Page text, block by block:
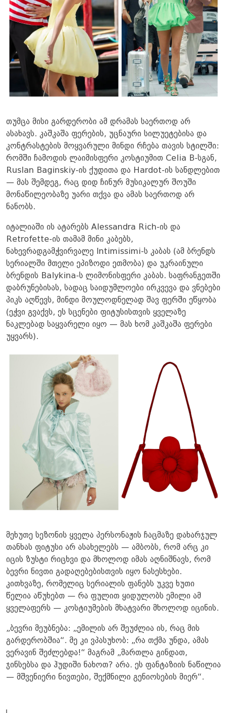
თუმცა მისი გარდერობი ამ დრამას საერთოდ არ
ასახავს. კაშკაშა ფერების, უცნაური სილუეტებისა და
კონტრასტების მოყვარული მინდი რჩება თავის სტილში:
რომში ჩამოდის ლაიმისფერი კოსტიუმით Celia B-სგან,
Ruslan Baginskiy-ის ქუდითა და Hardot-ის სანდლებით
— მას შემდეგ, რაც დიდ ჩინურ მუსიკალურ შოუში
მონაწილეობაზე უარი თქვა და ამას საერთოდ არ
ნანობს.
იტალიაში ის ატარებს Alessandra Rich-ის და
Retrofette-ის თამამ მინი კაბებს,
ნახევრადგამჭვირვალე Intimissimi-ს კაბას (ამ ბრენდს
სერიალში მთელი ეპიზოდი ეთმობა) და უკრაინული
ბრენდის Balykina-ს ლიმონისფერი კაბას. საფრანგეთში
დაბრუნებისას, სადაც საიდუმლოები ირკვევა და ვნებები
პიკს აღწევს, მინდი მოულოდნელად შავ ფერში ეწყობა
(ეჭვი გვაქვს, ეს სცენები ფიტუსისთვის ყველაზე
ნაკლებად საყვარელი იყო — მას ხომ კაშკაშა ფერები
უყვარს).
მეხუთე სეზონის ყველა პერსონაჟის ჩაცმაზე დახარჯულ
თანხას ფიტუსი არ ასახელებს — ამბობს, რომ არც კი
იცის ზუსტი რიცხვი და მხოლოდ იმას აღნიშნავს, რომ
ბევრი ნივთი გადაღებებისთვის იყო ნასესხები.
კითხვაზე, რომელიც სერიალის ფანებს უკვე ხუთი
წელია აწუხებთ — რა ფულით ყიდულობს ემილი ამ
ყველაფერს — კოსტიუმების მხატვარი მხოლოდ იცინის.
„ბევრი მეუბნება: „ემილის არ შეუძლია ის, რაც მის
გარდერობშია“. მე კი ვპასუხობ: „რა თქმა უნდა, ამას
ვერავინ შეძლებდა!“ მაგრამ „მართლა გინდათ,
ჯინსებსა და ჰუდიში ნახოთ? არა. ეს ფანტაზიის ნაწილია
— მშვენიერი ნივთები, შექმნილი გენიოსების მიერ“.